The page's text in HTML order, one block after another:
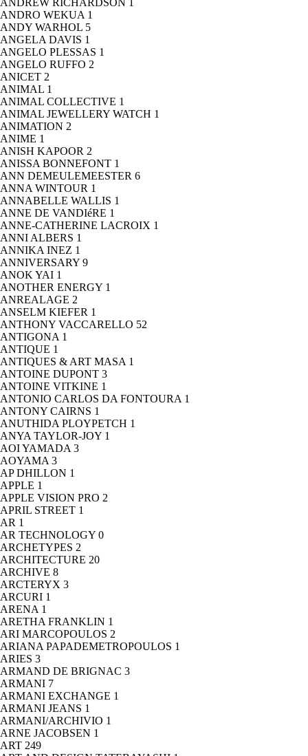
ANDREW RICHARDSON 1
ANDRO WEKUA 1
ANDY WARHOL 5
ANGELA DAVIS 1
ANGELO PLESSAS 1
ANGELO RUFFO 2
ANICET 2
ANIMAL 1
ANIMAL COLLECTIVE 1
ANIMAL JEWELLERY WATCH 1
ANIMATION 2
ANIME 1
ANISH KAPOOR 2
ANISSA BONNEFONT 1
ANN DEMEULEMEESTER 6
ANNA WINTOUR 1
ANNABELLE WALLIS 1
ANNE DE VANDIéRE 1
ANNE-CATHERINE LACROIX 1
ANNI ALBERS 1
ANNIKA INEZ 1
ANNIVERSARY 9
ANOK YAI 1
ANOTHER ENERGY 1
ANREALAGE 2
ANSELM KIEFER 1
ANTHONY VACCARELLO 52
ANTIGONA 1
ANTIQUE 1
ANTIQUES & ART MASA 1
ANTOINE DUPONT 3
ANTOINE VITKINE 1
ANTONIO CARLOS DA FONTOURA 1
ANTONY CAIRNS 1
ANUTHIDA PLOYPETCH 1
ANYA TAYLOR-JOY 1
AOI YAMADA 3
AOYAMA 3
AP DHILLON 1
APPLE 1
APPLE VISION PRO 2
APRIL STREET 1
AR 1
AR TECHNOLOGY 0
ARCHETYPES 2
ARCHITECTURE 20
ARCHIVE 8
ARCTERYX 3
ARCURI 1
ARENA 1
ARETHA FRANKLIN 1
ARI MARCOPOULOS 2
ARIANA PAPADEMETROPOULOS 1
ARIES 3
ARMAND DE BRIGNAC 3
ARMANI 7
ARMANI EXCHANGE 1
ARMANI JEANS 1
ARMANI/ARCHIVIO 1
ARNE JACOBSEN 1
ART 249